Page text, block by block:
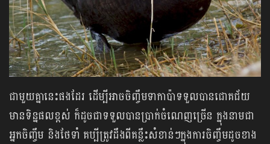
ជាមួយគ្នានេះផងដែរ ដើម្បីអាចចិញ្ចឹមទាកាប៉ាទទួលបានជោគជ័យ
មានទិន្នផលខ្ពស់ ក៏ដូចជាទទួលបានប្រាក់ចំណេញច្រើន ក្នុងនាមជា
អ្នកចិញ្ចឹម និងថែទាំ គប្បីត្រូវដឹងពីគន្លឹះសំខាន់ៗក្នុងការចិញ្ចឹមដូចខាង